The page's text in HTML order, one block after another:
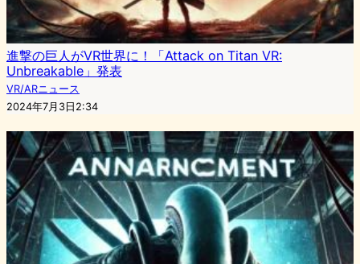
進撃の巨人がVR世界に！「Attack on Titan VR:
Unbreakable」発表
VR/ARニュース
2024年7月3日2:34